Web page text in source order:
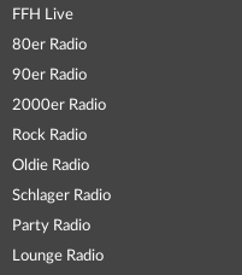
FFH Live
80er Radio
90er Radio
2000er Radio
Rock Radio
Oldie Radio
Schlager Radio
Party Radio
Lounge Radio